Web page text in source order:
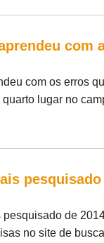
com
com os erros
lugar no
de
no site de